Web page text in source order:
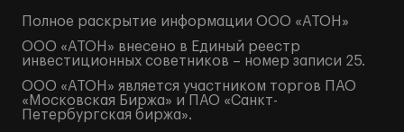
Полное раскрытие информации ООО «АТОН»
ООО «АТОН» внесено в Единый реестр
инвестиционных советников – номер записи 25.
ООО «АТОН» является участником торгов ПАО
«Московская Биржа» и ПАО «Санкт-
Петербургская биржа».